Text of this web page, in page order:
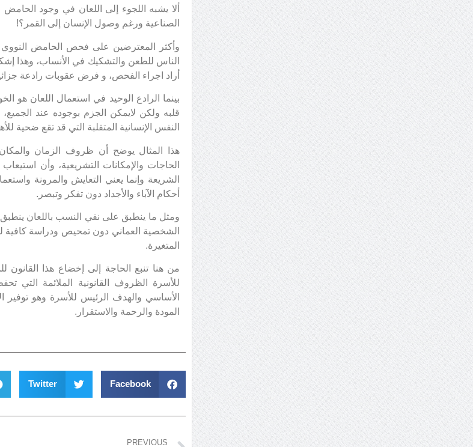
ألا يشبه اللجوء إلى اللعان في وجود
الصناعية ورغم وصول الإنسان إلى القمر؟!
وأكثر المعترضين على فحص الحامض
الناس للطعن والتشكيك في الأنساب،
أراد اجراء الفحص، و فرض عقوبات رادعة
بينما الرادع الوحيد في استعمال اللعان
قلبه ولكن لايمكن الجزم بوجوده عند
النفس الإنسانية المتقلبة التي قد تقع ضحية
هذا المثال يوضح أن ظروف الزمان والمكان
الحاجات والإمكانات التشريعية، وأن
الشريعة وإنما يعني التعايش والمرونة
أحكام الآباء والأجداد دون تفكر وتبصر.
ومثل ما ينطبق على نفي النسب باللعان ينطبق
الشخصية العماني دون تمحيص ودراسة كافية
المتغيرة.
من هنا تنبع الحاجة إلى إخضاع هذا
للأسرة الظروف القانونية الملائمة التي
الأساسي والهدف الرئيس للأسرة وهو توفير
المودة والرحمة والاستقرار.
Facebook
Twitter
PREVIOUS